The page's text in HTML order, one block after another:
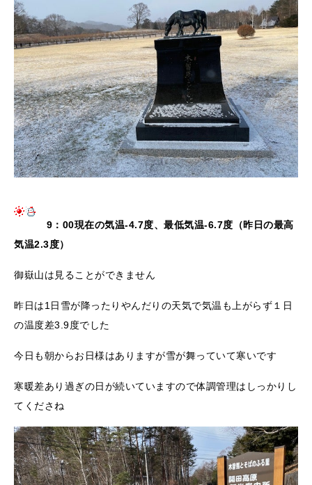
9：00現在の気温-4.7度、最低気温-6.7度（昨日の最高
気温2.3度）
御嶽山は見ることができません
昨日は1日雪が降ったりやんだりの天気で気温も上がらず１日
の温度差3.9度でした
今日も朝からお日様はありますが雪が舞っていて寒いです
寒暖差あり過ぎの日が続いていますので体調管理はしっかりし
てくださね